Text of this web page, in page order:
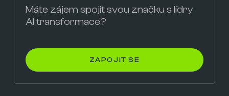
Máte zájem spojit svou značku s lídry
AI transformace?
ZAPOJIT SE